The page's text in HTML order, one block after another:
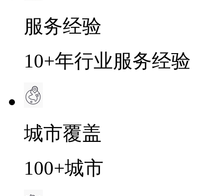
服务经验
10+年行业服务经验
城市覆盖
100+城市